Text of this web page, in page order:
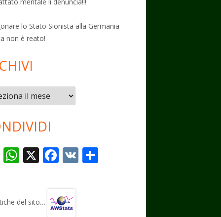
lo Stato Sionista alla Germania
non è reato!
T
gr
W
s
X F
b
V
del sito…